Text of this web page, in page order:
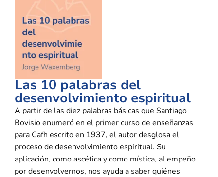
Las 10 palabras del
desenvolvimiento espiritual
A partir de las diez palabras básicas que Santiago
Bovisio enumeró en el primer curso de enseñanzas
para Cafh escrito en 1937, el autor desglosa el
proceso de desenvolvimiento espiritual. Su
aplicación, como ascética y como mística, al empeño
por desenvolvernos, nos ayuda a saber quiénes